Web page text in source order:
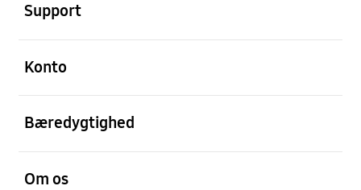
Support
Konto
Bæredygtighed
Om os